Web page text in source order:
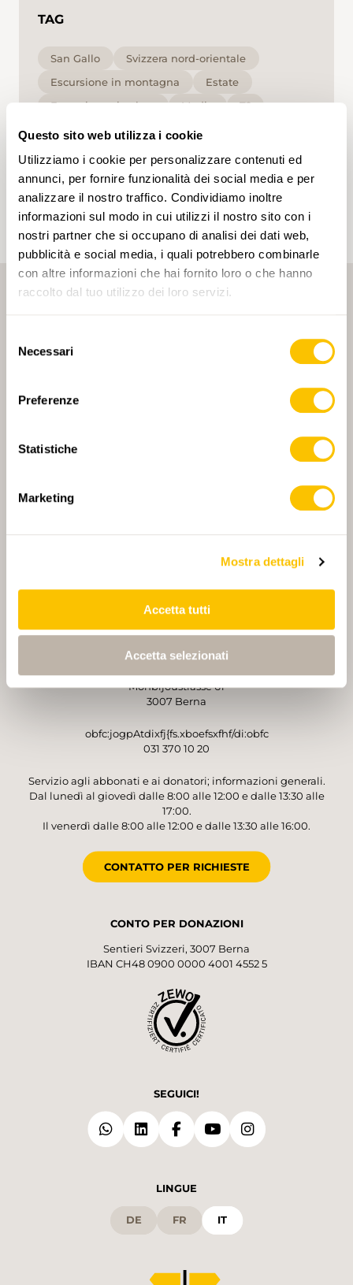
Questo sito web utilizza i cookie
Utilizziamo i cookie per personalizzare contenuti ed
annunci, per fornire funzionalità dei social media e per
analizzare il nostro traffico. Condividiamo inoltre
informazioni sul modo in cui utilizzi il nostro sito con i
nostri partner che si occupano di analisi dei dati web,
pubblicità e social media, i quali potrebbero combinarle
con altre informazioni che hai fornito loro o che hanno
raccolto dal tuo utilizzo dei loro servizi.
delNecessari
Preferenze
Statistiche
Marketing
Mostra dettagli
Accetta tutti
Accetta selezionati
TAG
San Gallo
Svizzera nord-orientale
Escursione in montagna
Estate
Escursione circolare
Media T2
account e ottenere contenuti personalizzati in base
ai tuoi interessi. I tag possono essere salvati solo in
un account.
PARTNER
Monbijoustrasse 61
3007 Berna
obfc:jogpAtdixfj{fs.xboefsxfhf/di:obfc
031 370 10 20
Servizio agli abbonati e ai donatori; informazioni generali.
Dal lunedì al giovedì dalle 8:00 alle 12:00 e dalle 13:30 alle
17:00.
Il venerdì dalle 8:00 alle 12:00 e dalle 13:30 alle 16:00.
CONTATTO PER RICHIESTE
CONTO PER DONAZIONI
Sentieri Svizzeri, 3007 Berna
IBAN CH48 0900 0000 4001 4552 5
SEGUICI!
LINGUE
DE FR IT